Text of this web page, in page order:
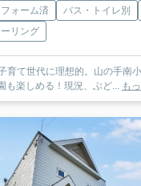
フォーム済 バス・トイレ別
リング
育て世代に理想的。山の手南
も楽しめる！現況、ぶど... も